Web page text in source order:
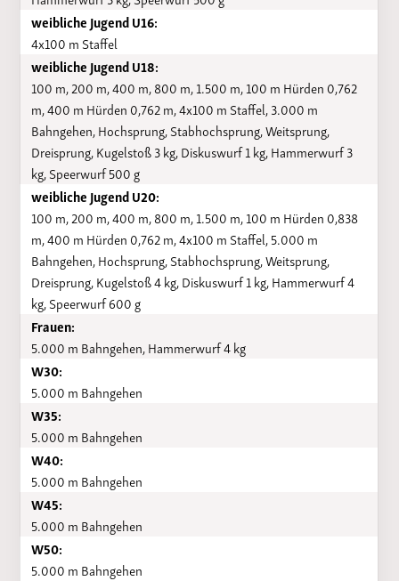
weibliche Jugend U16:
4x100 m Staffel
weibliche Jugend U18:
100 m, 200 m, 400 m, 800 m, 1.500 m, 100 m Hürden 0,762
m, 400 m Hürden 0,762 m, 4x100 m Staffel, 3.000 m
Bahngehen, Hochsprung, Stabhochsprung, Weitsprung,
Dreisprung, Kugelstoß 3 kg, Diskuswurf 1 kg, Hammerwurf 3
kg, Speerwurf 500 g
weibliche Jugend U20:
100 m, 200 m, 400 m, 800 m, 1.500 m, 100 m Hürden 0,838
m, 400 m Hürden 0,762 m, 4x100 m Staffel, 5.000 m
Bahngehen, Hochsprung, Stabhochsprung, Weitsprung,
Dreisprung, Kugelstoß 4 kg, Diskuswurf 1 kg, Hammerwurf 4
kg, Speerwurf 600 g
Frauen:
5.000 m Bahngehen, Hammerwurf 4 kg
W30:
5.000 m Bahngehen
W35:
5.000 m Bahngehen
W40:
5.000 m Bahngehen
W45:
5.000 m Bahngehen
W50:
5.000 m Bahngehen